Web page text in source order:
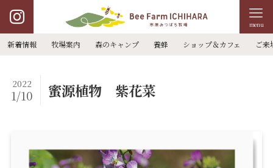
menu
新着情報 牧場案内 森のキャンプ 養蜂 ショップ＆カフェ ご来
蜜源植物 紫花菜
2022
1/10